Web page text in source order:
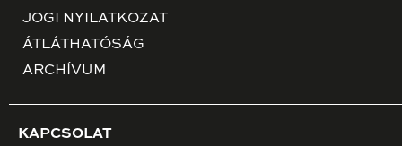
JOGI NYILATKOZAT
ÁTLÁTHATÓSÁG
ARCHÍVUM
KAPCSOLAT